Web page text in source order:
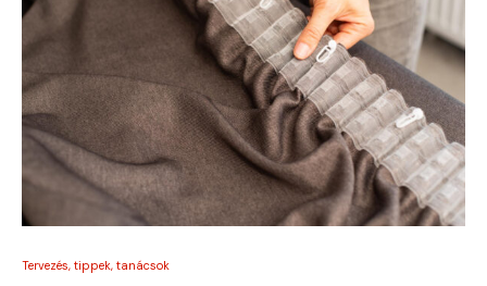
Tervezés, tippek, tanácsok